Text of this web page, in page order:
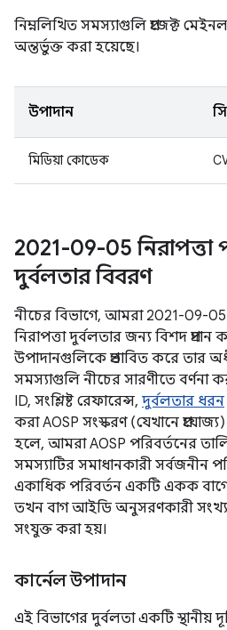
নিম্নলিখিত সমস্যাগুলি প্রজেক্ট
অন্তর্ভুক্ত করা হয়েছে।
উপাদান
মিডিয়া কোডেক
2021-09-05 নিরাপত্তা
দুর্বলতার বিবরণ
নীচের বিভাগে, আমরা 2021-09-05
নিরাপত্তা দুর্বলতার জন্য বিশদ প্রদান
উপাদানগুলিকে প্রভাবিত করে তার
সমস্যাগুলি নীচের সারণীতে বর্ণনা
ID, সংশ্লিষ্ট রেফারেন্স, দুর্বলতার ধরন
করা AOSP সংস্করণ (যেখানে
হলে, আমরা AOSP পরিবর্তনের
সমস্যাটির সমাধানকারী সর্বজনীন
একাধিক পরিবর্তন একটি একক
তখন বাগ আইডি অনুসরণকারী
সংযুক্ত করা হয়।
কার্নেল উপাদান
এই বিভাগের দুর্বলতা একটি স্থানীয়